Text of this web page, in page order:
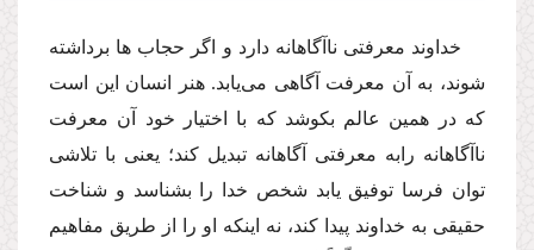
خداوند معرفتى ناآگاهانه دارد و اگر حجاب ها برداشته
شوند، به آن معرفت آگاهى مى‌یابد. هنر انسان این است
كه در همین عالم بكوشد كه با اختیار خود آن معرفت
ناآگاهانه رابه معرفتى آگاهانه تبدیل كند؛ یعنى با تلاشى
توان فرسا توفیق یابد شخص خدا را بشناسد و شناخت
حقیقى به خداوند پیدا كند، نه اینكه او را از طریق مفاهیم